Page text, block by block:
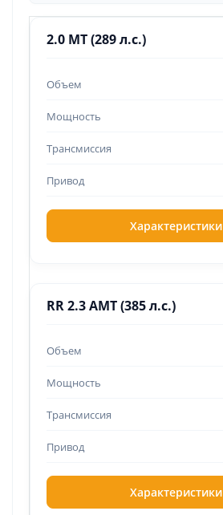
2.0 MT (289 л.с.)
Характеристики
RR 2.3 AMT (385 л.с.)
Характеристики